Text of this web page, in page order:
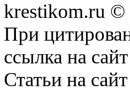
krestikom.ru ©
При
ссылка на
Статьи на